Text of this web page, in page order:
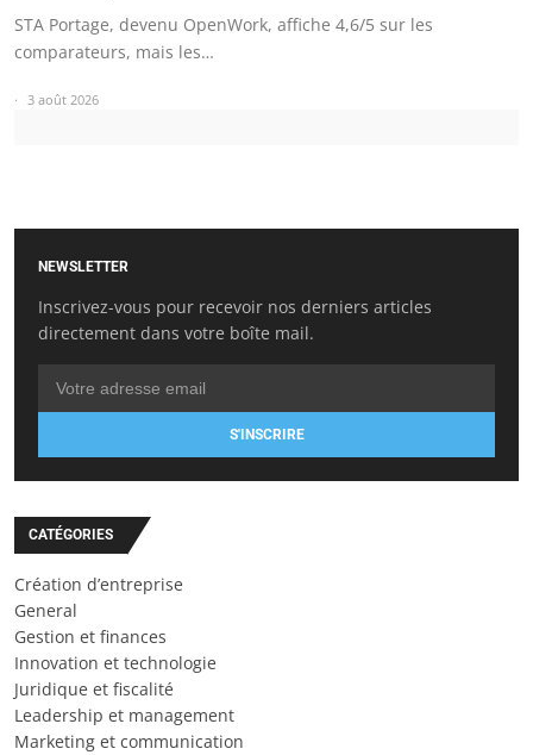
STA Portage, devenu OpenWork, affiche 4,6/5 sur les
comparateurs, mais les…
3 août 2026
NEWSLETTER
Inscrivez-vous pour recevoir nos derniers articles
directement dans votre boîte mail.
S'INSCRIRE
CATÉGORIES
Création d’entreprise
General
Gestion et finances
Innovation et technologie
Juridique et fiscalité
Leadership et management
Marketing et communication